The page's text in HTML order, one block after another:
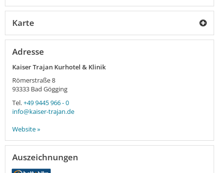
Karte
Adresse
Kaiser Trajan Kurhotel & Klinik
Römerstraße 8
93333 Bad Gögging
Tel.+49 9445 966 - 0
info@kaiser-trajan.de
Website »
Auszeichnungen